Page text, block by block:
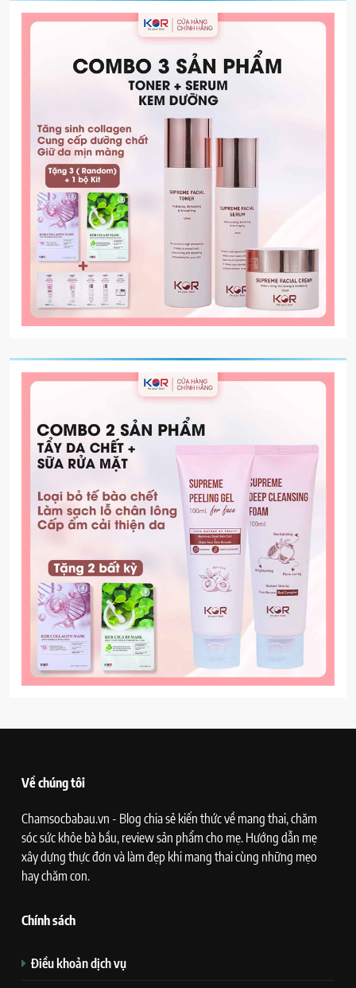
Về chúng tôi
Chamsocbabau.vn - Blog chia sẻ kiến thức về mang thai, chăm
sóc sức khỏe bà bầu, review sản phẩm cho mẹ. Hướng dẫn mẹ
xây dựng thực đơn và làm đẹp khi mang thai cùng những mẹo
hay chăm con.
Chính sách
Điều khoản dịch vụ